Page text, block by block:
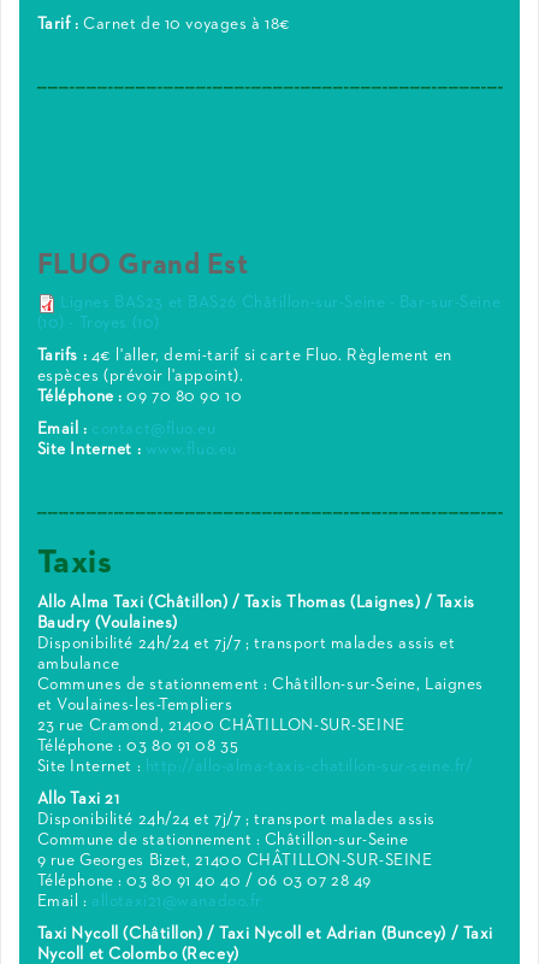
Tarif : Carnet de 10 voyages à 18€
FLUO Grand Est
Lignes BAS23 et BAS26 Châtillon-sur-Seine - Bar-sur-Seine
(10) - Troyes (10)
Tarifs : 4€ l'aller, demi-tarif si carte Fluo. Règlement en
espèces (prévoir l'appoint).
Téléphone : 09 70 80 90 10
Email : contact@fluo.eu
Site Internet : www.fluo.eu
Taxis
Allo Alma Taxi (Châtillon) / Taxis Thomas (Laignes) / Taxis
Baudry (Voulaines)
Disponibilité 24h/24 et 7j/7 ; transport malades assis et
ambulance
Communes de stationnement : Châtillon-sur-Seine, Laignes
et Voulaines-les-Templiers
23 rue Cramond, 21400 CHÂTILLON-SUR-SEINE
Téléphone : 03 80 91 08 35
Site Internet : http://allo-alma-taxis-chatillon-sur-seine.fr/
Allo Taxi 21
Disponibilité 24h/24 et 7j/7 ; transport malades assis
Commune de stationnement : Châtillon-sur-Seine
9 rue Georges Bizet, 21400 CHÂTILLON-SUR-SEINE
Téléphone : 03 80 91 40 40 / 06 03 07 28 49
Email : allotaxi21@wanadoo.fr
Taxi Nycoll (Châtillon) / Taxi Nycoll et Adrian (Buncey) / Taxi
Nycoll et Colombo (Recey)